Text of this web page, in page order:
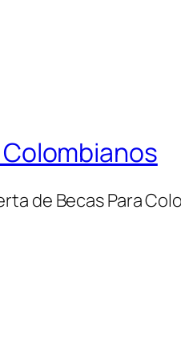
de Becas Para